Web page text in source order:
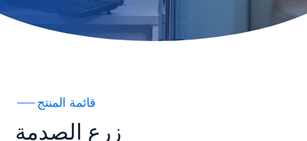
قائمة المنتج
زرع الصدمة